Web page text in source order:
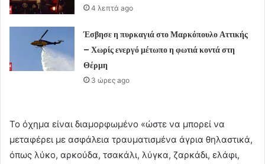
4 λεπτά ago
Έσβησε η πυρκαγιά στο Μαρκόπουλο Αττικής
– Χωρίς ενεργό μέτωπο η φωτιά κοντά στη
Θέρμη
3 ώρες ago
Το όχημα είναι διαμορφωμένο «ώστε να μπορεί να
μεταφέρει με ασφάλεια τραυματισμένα άγρια θηλαστικά,
όπως λύκο, αρκούδα, τσακάλι, λύγκα, ζαρκάδι, ελάφι,